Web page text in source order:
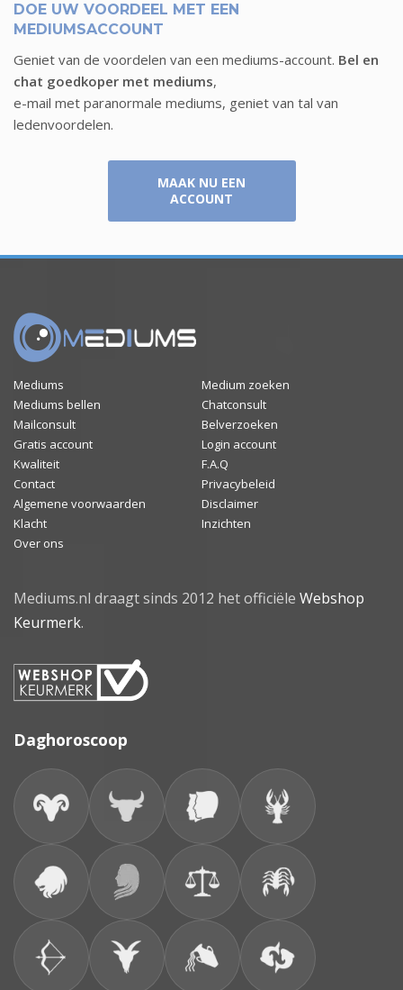
DOE UW VOORDEEL MET EEN
MEDIUMSACCOUNT
Geniet van de voordelen van een mediums-account. Bel en
chat goedkoper met mediums,
e-mail met paranormale mediums, geniet van tal van
ledenvoordelen.
MAAK NU EEN
ACCOUNT
Mediums
Medium zoeken
Mediums bellen
Chatconsult
Mailconsult
Belverzoeken
Gratis account
Login account
Kwaliteit
F.A.Q
Contact
Privacybeleid
Algemene voorwaarden
Disclaimer
Klacht
Inzichten
Over ons
Mediums.nl draagt sinds 2012 het officiële Webshop
Keurmerk.
Daghoroscoop